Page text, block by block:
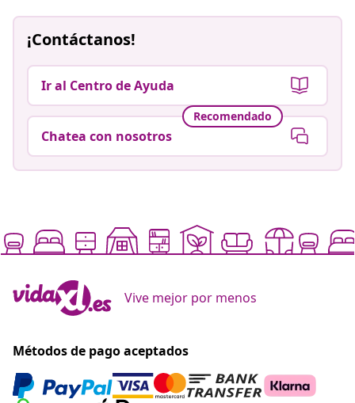
¡Contáctanos!
Ir al Centro de Ayuda
Recomendado
Chatea con nosotros
Vive mejor por menos
Métodos de pago aceptados